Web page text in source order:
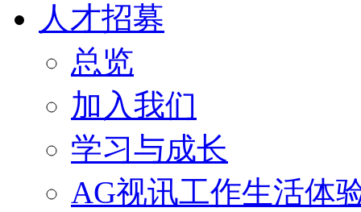
人才招募
总览
加入我们
学习与成长
AG视讯工作生活体